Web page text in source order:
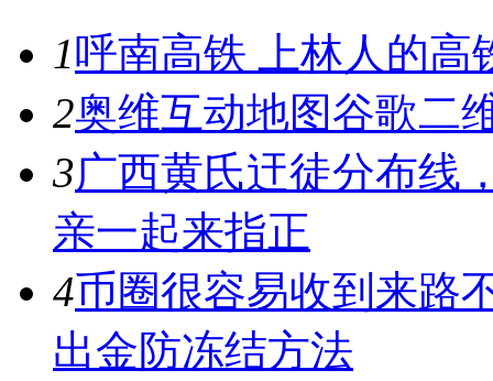
1呼南高铁 上林人的高
2奥维互动地图谷歌二
3广西黄氏迀徒分布线
亲一起来指正
4币圈很容易收到来路
出金防冻结方法